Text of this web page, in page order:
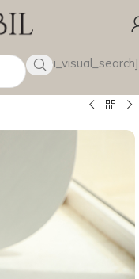
[wsbi_visual_search]